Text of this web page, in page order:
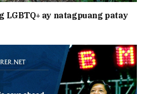
LGBTQ+ ay natagpuang patay